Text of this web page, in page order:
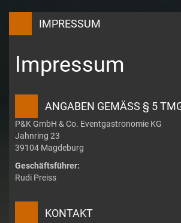
IMPRESSUM
Impressum
ANGABEN GEMÄSS § 5 TMG
P&K GmbH & Co. Eventgastronomie KG
Jahnring 23
39104 Magdeburg
Geschäftsführer:
Rudi Preiss
KONTAKT